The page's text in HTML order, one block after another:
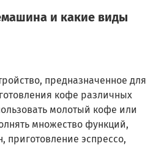
и какие виды
предназначенное для
кофе различных
молотый кофе или
множество функций,
приготовление эспрессо,